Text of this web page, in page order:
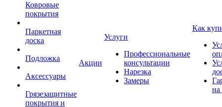
Ковровые
покрытия
Паркетная
доска
Подложка
Аксессуары
Грязезащитные
покрытия и
Акции
Услуги
Профессиональные
консультации
Нарезка
Замеры
Как
на